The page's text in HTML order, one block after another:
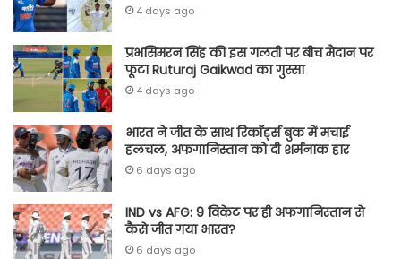
4 days ago
प्रभसिमरन सिंह की इस गलती पर बीच मैदान पर
फूटा Ruturaj Gaikwad का गुस्सा
4 days ago
भारत ने जीत के साथ रिकॉर्ड्स बुक में मचाई
हलचल, अफगानिस्तान को दी शर्मनाक हार
6 days ago
IND vs AFG: 9 विकेट पर ही अफगानिस्तान से
कैसे जीत गया भारत?
6 days ago